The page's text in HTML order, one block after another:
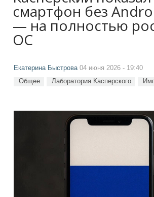
смартфон без
— на полностью
ОС
Екатерина Быстрова04 июня 2026 - 19:40
Общее Лаборатория Касперского